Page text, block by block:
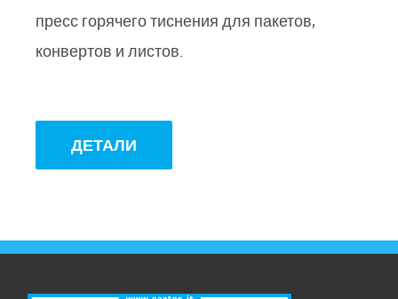
пресс горячего тиснения для пакетов,
конвертов и листов.
ДЕТАЛИ